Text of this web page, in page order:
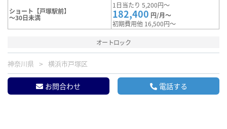
ショート【戸塚駅前】
～30日未満
1日当たり 5,200円～
182,400 円/月～
初期費用他 16,500円～
オートロック
神奈川県 横浜市戸塚区
お問合わせ 電話する